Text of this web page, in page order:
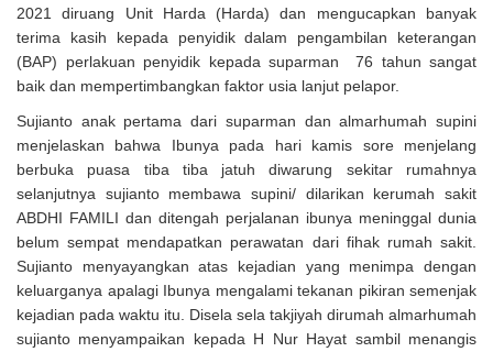
2021 diruang Unit Harda (Harda) dan mengucapkan banyak
terima kasih kepada penyidik dalam pengambilan keterangan
(BAP) perlakuan penyidik kepada suparman 76 tahun sangat
baik dan mempertimbangkan faktor usia lanjut pelapor.
Sujianto anak pertama dari suparman dan almarhumah supini
menjelaskan bahwa Ibunya pada hari kamis sore menjelang
berbuka puasa tiba tiba jatuh diwarung sekitar rumahnya
selanjutnya sujianto membawa supini/ dilarikan kerumah sakit
ABDHI FAMILI dan ditengah perjalanan ibunya meninggal dunia
belum sempat mendapatkan perawatan dari fihak rumah sakit.
Sujianto menyayangkan atas kejadian yang menimpa dengan
keluarganya apalagi Ibunya mengalami tekanan pikiran semenjak
kejadian pada waktu itu. Disela sela takjiyah dirumah almarhumah
sujianto menyampaikan kepada H Nur Hayat sambil menangis